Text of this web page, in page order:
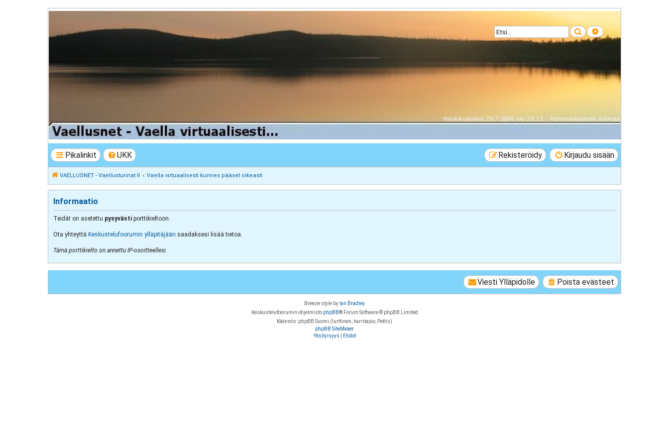
Etsi Tarkennettu haku
VAELLUSNET - Vaellusturinat II
Keskustelua vaeltamisesta ja Lapista
Pikalinkit UKK Kirjaudu sisään
Rekisteröidy
VAELLUSNET - Vaellusturinat II Vaella virtuaalisesti kunnes pääset oikeasti
Informaatio
Teidät on asetettu pysyvästi porttikieltoon.
Ota yhteyttä Keskustelufoorumin ylläpitäjään saadaksesi lisää tietoa.
Tämä porttikielto on annettu IP-osoitteellesi.
Poista evästeet
Viesti Ylläpidolle
Breeze style by Ian Bradley
Keskustelufoorumin ohjelmisto phpBB® Forum Software © phpBB Limited
Käännös: phpBB Suomi (lurttinen, harritapio, Pettis)
phpBB SiteMaker
Yksityisyys
Ehdot